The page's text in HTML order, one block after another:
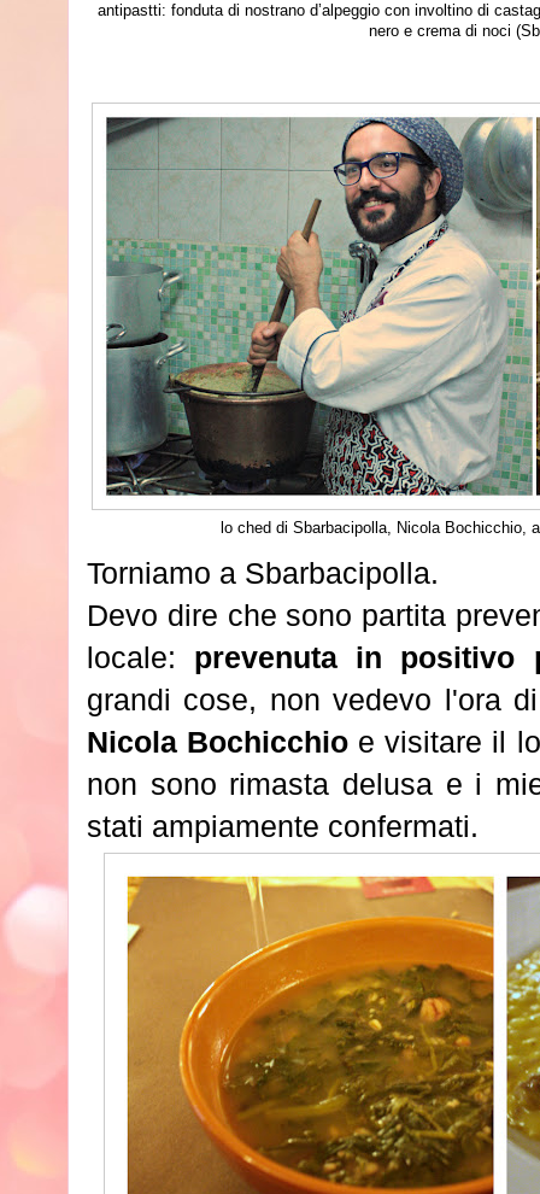
antipastti: fonduta di nostrano d’alpeggio con involtino di
nero e crema di noci
lo ched di Sbarbacipolla, Nicola Bochicchio,
Torniamo a Sbarbacipolla.
Devo dire che sono partita
locale: prevenuta in positivo
grandi cose, non vedevo l'ora
Nicola Bochicchio e visitare il
non sono rimasta delusa e i
stati ampiamente confermati.